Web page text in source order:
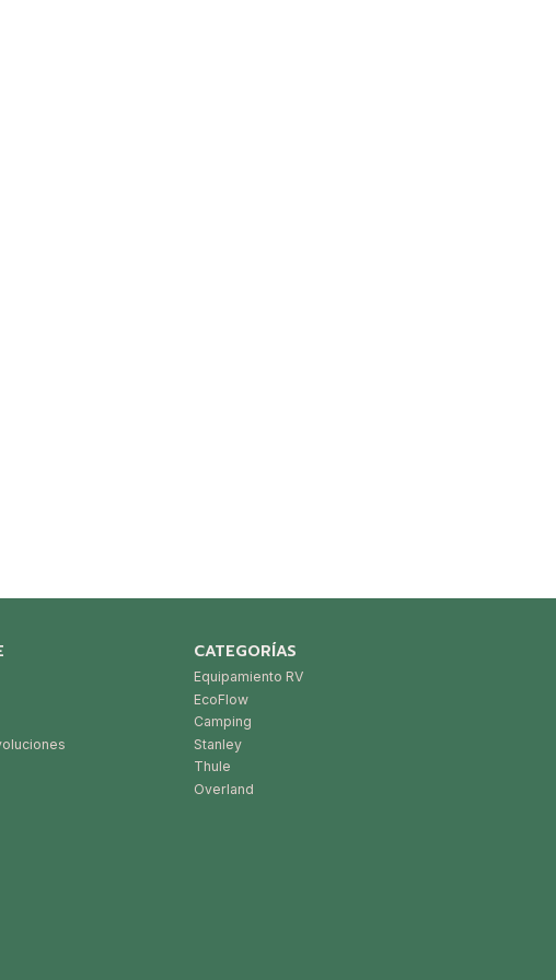
CATEGORÍAS
Equipamiento RV
EcoFlow
Camping
Stanley
Thule
Overland